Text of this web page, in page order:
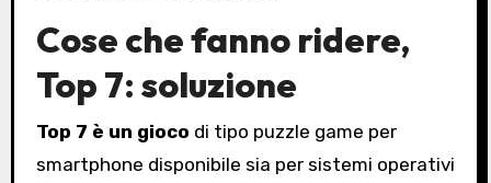
Cose che fanno ridere,
Top 7: soluzione
Top 7 è un gioco di tipo puzzle game per
smartphone disponibile sia per sistemi operativi